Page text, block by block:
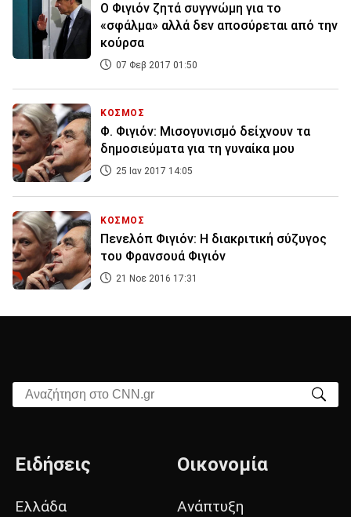
Ο Φιγιόν ζητά συγγνώμη για το
«σφάλμα» αλλά δεν αποσύρεται από την
κούρσα
07 Φεβ 2017 01:50
ΚΟΣΜΟΣ
Φ. Φιγιόν: Μισογυνισμό δείχνουν τα
δημοσιεύματα για τη γυναίκα μου
25 Ιαν 2017 14:05
ΚΟΣΜΟΣ
Πενελόπ Φιγιόν: Η διακριτική σύζυγος
του Φρανσουά Φιγιόν
21 Νοε 2016 17:31
Αναζήτηση στο CNN.gr
Ειδήσεις
Ελλάδα
Οικονομία
Ανάπτυξη